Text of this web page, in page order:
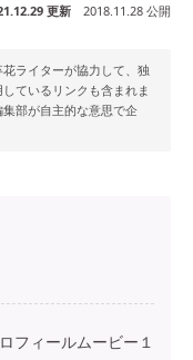
更新 2018.11.28 公開
ライターが協力して、独
ているリンクも含まれま
部が自主的な意思で企
フィールムービー１